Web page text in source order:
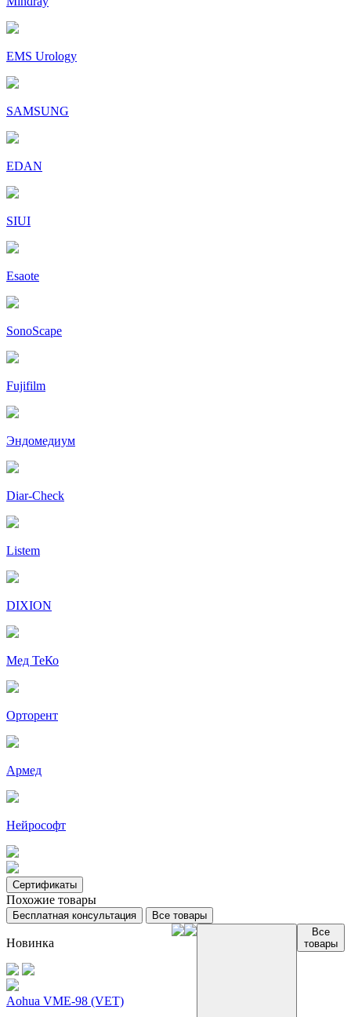
EMS Urology
SAMSUNG
EDAN
SIUI
Esaote
SonoScape
Fujifilm
Эндомедиум
Diar-Cheсk
Listem
DIXION
Мед ТеКо
Орторент
Армед
Нейрософт
Сертификаты
Похожие товары
Бесплатная консультация Все товары
Новинка
Aohua VME-98 (VET)
Все
товары